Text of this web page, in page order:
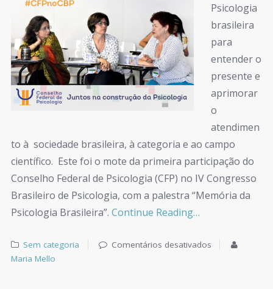
Psicologia
brasileira
para
entender o
presente e
aprimorar
o
atendimen
to à sociedade brasileira, à categoria e ao campo
científico. Este foi o mote da primeira participação do
Conselho Federal de Psicologia (CFP) no IV Congresso
Brasileiro de Psicologia, com a palestra “Memória da
Psicologia Brasileira”. Continue Reading…
Sem categoria
Comentários desativados
Maria Mello